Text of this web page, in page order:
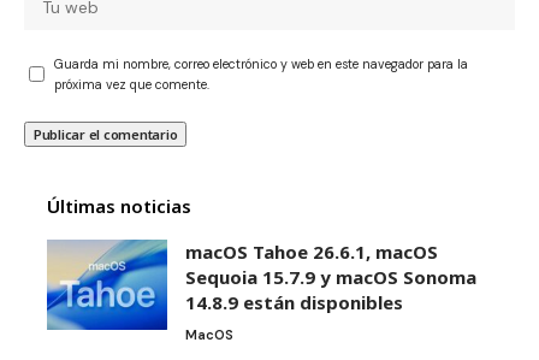
Guarda mi nombre, correo electrónico y web en este navegador para la
próxima vez que comente.
Últimas noticias
macOS Tahoe 26.6.1, macOS
Sequoia 15.7.9 y macOS Sonoma
14.8.9 están disponibles
MacOS